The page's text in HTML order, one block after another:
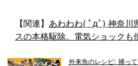
【関連】 あわわわ( ﾟдﾟ) 神奈川
スの本格駆除。電気ショックも
外来魚のレシピ: 捕っ